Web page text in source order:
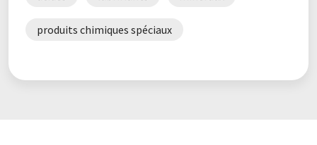
produits chimiques spéciaux